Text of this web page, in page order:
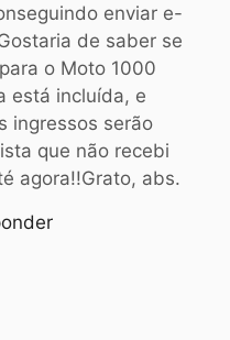
s
e
:
enviar e-
de saber se
o Moto 1000
está incluída, e
ingressos serão
que não recebi
agora!!Grato, abs.